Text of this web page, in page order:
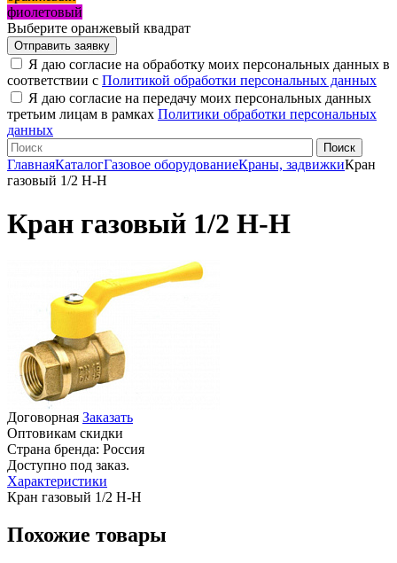
фиолетовый
Выберите оранжевый квадрат
Я даю согласие на обработку моих персональных данных в
соответствии с Политикой обработки персональных данных
Я даю согласие на передачу моих персональных данных
третьим лицам в рамках Политики обработки персональных
данных
ГлавнаяКаталогГазовое оборудованиеКраны, задвижкиКран
газовый 1/2 Н-Н
Кран газовый 1/2 Н-Н
Договорная Заказать
Оптовикам скидки
Страна бренда: Россия
Доступно под заказ.
Характеристики
Кран газовый 1/2 Н-Н
Похожие товары